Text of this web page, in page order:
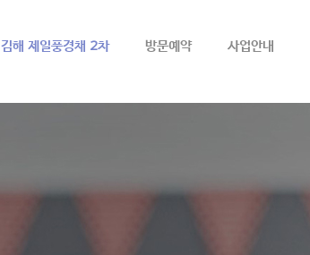
김해 제일풍경채 2차 방문예약 사업안내